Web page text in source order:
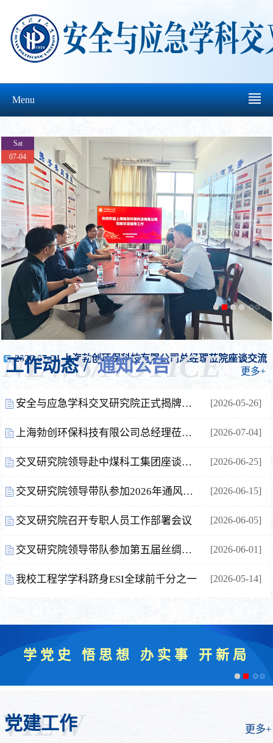
Menu
2026-07-04 上海勃创环保科技有限公司总经理莅院座谈交流
Sat
07-04
NEWS/NOTICE
工作动态 / 通知公告 更多+
安全与应急学科交叉研究院正式揭牌成立 [2026-05-26]
上海勃创环保科技有限公司总经理莅院座谈交流 [2026-07-04]
交叉研究院领导赴中煤科工集团座谈交流 [2026-06-25]
交叉研究院领导带队参加2026年通风安全与职业健康国际会议 [2026-06-15]
交叉研究院召开专职人员工作部署会议 [2026-06-05]
交叉研究院领导带队参加第五届丝绸之路国际产学研用合作会议——安全与应急管理国际研讨会 [2026-06-01]
我校工程学学科跻身ESI全球前千分之一 [2026-05-14]
学党史 悟思想 办实事 开新局
学党史 悟思想 办实事 开新局
党建工作
VIEW 更多+